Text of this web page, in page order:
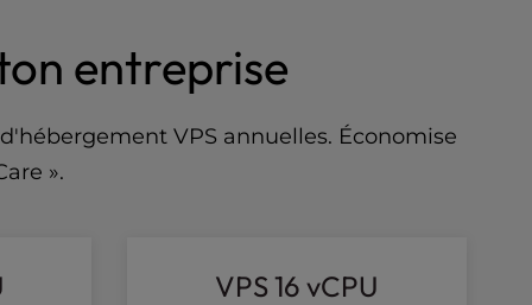
entreprise
VPS annuelles. Économise
».
VPS 16 vCPU